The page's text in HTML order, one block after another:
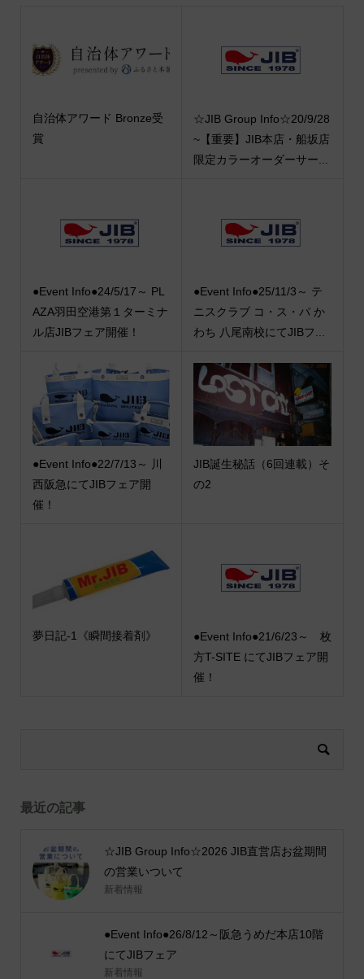
自治体アワード Bronze受
賞
☆JIB Group Info☆20/9/28
~【重要】JIB本店・船坂店
限定カラーオーダーサー...
●Event Info●24/5/17～ PL
AZA羽田空港第１ターミナ
ル店JIBフェア開催！
●Event Info●25/11/3～ テ
ニスクラブ コ・ス・パ か
わち 八尾南校にてJIBフ...
●Event Info●22/7/13～ 川
西阪急にてJIBフェア開
催！
JIB誕生秘話（6回連載）そ
の2
夢日記-1《瞬間接着剤》
●Event Info●21/6/23～ 枚
方T-SITE にてJIBフェア開
催！
最近の記事
☆JIB Group Info☆2026 JIB直営店お盆期間
の営業いついて
新着情報
●Event Info●26/8/12～阪急うめだ本店10階
にてJIBフェア
新着情報